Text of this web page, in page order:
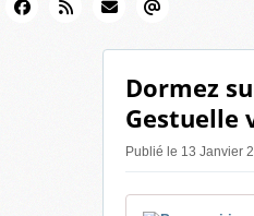
Dormez
Gestuelle
Publié le 13 Janvier